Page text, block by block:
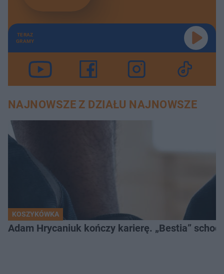
TERAZ
GRAMY
NAJNOWSZE Z DZIAŁU NAJNOWSZE
KOSZYKÓWKA
Adam Hrycaniuk kończy karierę. „Bestia”